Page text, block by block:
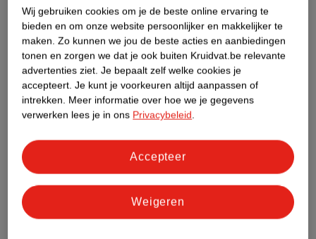
Etiketinformatie
Nature Impact Score
Dit product heeft (nog) geen Nature
Impact Score.
Meer informatie
Bestel & Bezorginformatie
Wij gebruiken cookies om je de beste online ervaring te
bieden en om onze website persoonlijker en makkelijker te
maken. Zo kunnen we jou de beste acties en aanbiedingen
tonen en zorgen we dat je ook buiten Kruidvat.be relevante
advertenties ziet. Je bepaalt zelf welke cookies je
accepteert. Je kunt je voorkeuren altijd aanpassen of
intrekken. Meer informatie over hoe we je gegevens
verwerken lees je in ons Privacybeleid.
Weigeren
Accepteer